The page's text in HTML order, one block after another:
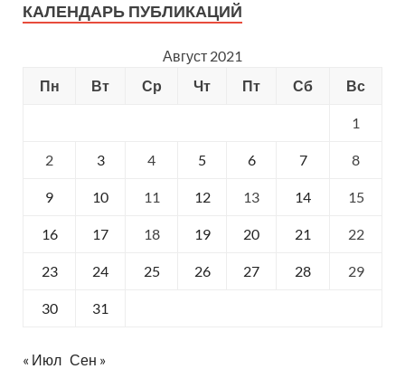
КАЛЕНДАРЬ ПУБЛИКАЦИЙ
Август 2021
Пн
Вт Ср Чт Пт Сб Вс
1
2 3 4 5 6 7 8
9 10 11 12 13 14 15
16 17 18 19 20 21 22
23 24 25 26 27 28 29
30 31
« Июл Сен »